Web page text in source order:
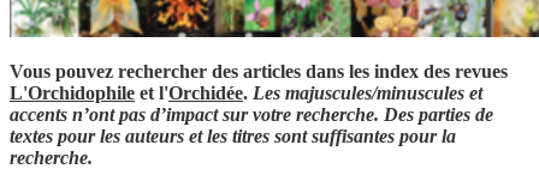
Vous pouvez rechercher des articles dans les index des revues
L'Orchidophile et l'Orchidée. Les majuscules/minuscules et
accents n’ont pas d’impact sur votre recherche. Des parties de
textes pour les auteurs et les titres sont suffisantes pour la
recherche.